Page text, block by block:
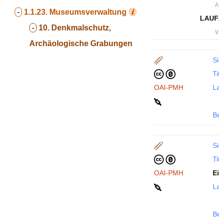
- 1.1.23. Museumsverwaltung
- 10. Denkmalschutz,
Archäologische Grabungen
∧
∨
OAI-PMH
OAI-PMH